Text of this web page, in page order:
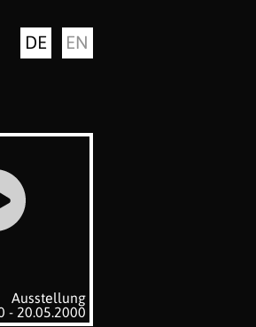
DE EN
Ausstellung
- 20.05.2000